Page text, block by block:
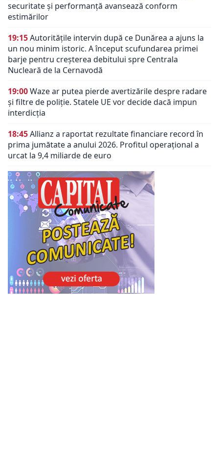
securitate și performanță avansează conform
estimărilor
19:15Autoritățile intervin după ce Dunărea a ajuns la
un nou minim istoric. A început scufundarea primei
barje pentru creșterea debitului spre Centrala
Nucleară de la Cernavodă
19:00Waze ar putea pierde avertizările despre radare
și filtre de poliție. Statele UE vor decide dacă impun
interdicția
18:45Allianz a raportat rezultate financiare record în
prima jumătate a anului 2026. Profitul operațional a
urcat la 9,4 miliarde de euro